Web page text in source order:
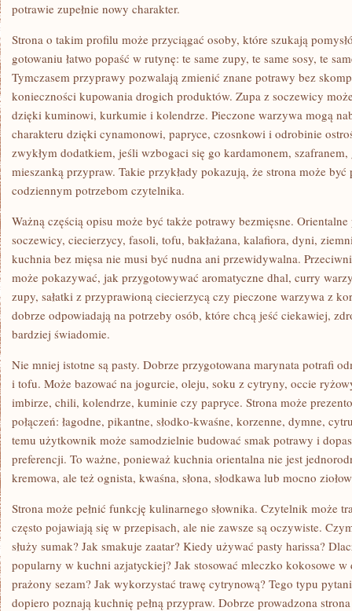
potrawie zupełnie nowy charakter.
Strona o takim profilu może przyciągać osoby, które szukają
gotowaniu łatwo popaść w rutynę: te same zupy, te same sosy, te
Tymczasem przyprawy pozwalają zmienić znane potrawy bez
konieczności kupowania drogich produktów. Zupa z soczewicy
dzięki kuminowi, kurkumie i kolendrze. Pieczone warzywa mogą
charakteru dzięki cynamonowi, papryce, czosnkowi i odrobinie
zwykłym dodatkiem, jeśli wzbogaci się go kardamonem,
mieszanką przypraw. Takie przykłady pokazują, że strona może
codziennym potrzebom czytelnika.
Ważną częścią opisu może być także potrawy bezmięsne.
soczewicy, ciecierzycy, fasoli, tofu, bakłażana, kalafiora, dyni,
kuchnia bez mięsa nie musi być nudna ani przewidywalna.
może pokazywać, jak przygotowywać aromatyczne dhal, curry
zupy, sałatki z przyprawioną ciecierzycą czy pieczone warzywa z
dobrze odpowiadają na potrzeby osób, które chcą jeść ciekawiej,
bardziej świadomie.
Nie mniej istotne są pasty. Dobrze przygotowana marynata potrafi
i tofu. Może bazować na jogurcie, oleju, soku z cytryny, occie
imbirze, chili, kolendrze, kuminie czy papryce. Strona może
połączeń: łagodne, pikantne, słodko-kwaśne, korzenne, dymne,
temu użytkownik może samodzielnie budować smak potrawy i
preferencji. To ważne, ponieważ kuchnia orientalna nie jest
kremowa, ale też ognista, kwaśna, słona, słodkawa lub mocno
Strona może pełnić funkcję kulinarnego słownika. Czytelnik może
często pojawiają się w przepisach, ale nie zawsze są oczywiste.
służy sumak? Jak smakuje zaatar? Kiedy używać pasty harissa?
popularny w kuchni azjatyckiej? Jak stosować mleczko kokosowe
prażony sezam? Jak wykorzystać trawę cytrynową? Tego typu
dopiero poznają kuchnię pełną przypraw. Dobrze prowadzona